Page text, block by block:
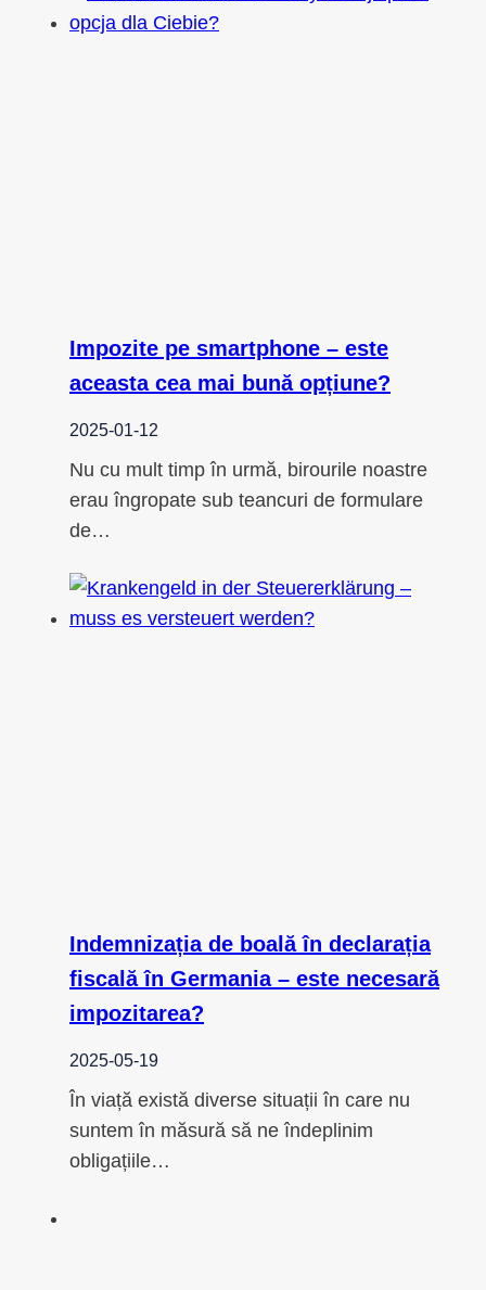
Impozite pe smartphone – este
aceasta cea mai bună opțiune?
2025-01-12
Nu cu mult timp în urmă, birourile noastre
erau îngropate sub teancuri de formulare
de…
Indemnizația de boală în declarația
fiscală în Germania – este necesară
impozitarea?
2025-05-19
În viață există diverse situații în care nu
suntem în măsură să ne îndeplinim
obligațiile…